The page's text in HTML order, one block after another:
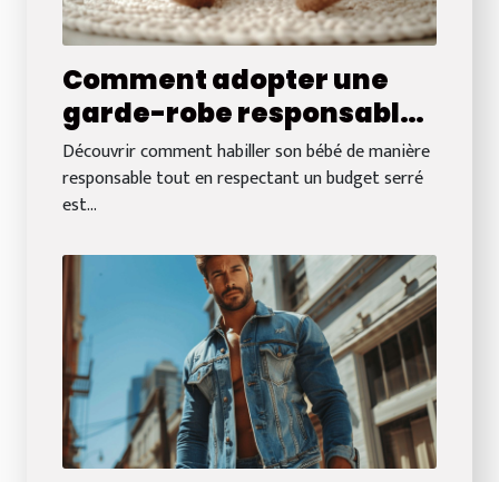
Comment adopter une
garde-robe responsable
pour bébé à budget réduit
?
Découvrir comment habiller son bébé de manière
responsable tout en respectant un budget serré
est...